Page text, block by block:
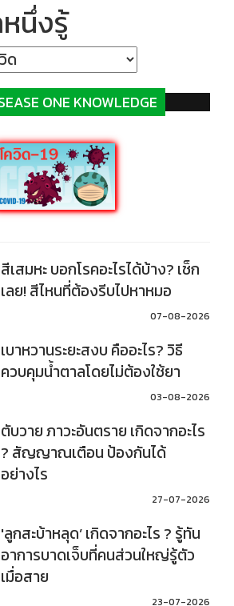
นึ่งรู้
ONE KNOWLEDGE
สีเสมหะ บอกโรคอะไรได้บ้าง? เช็ก
เลย! สีไหนที่ต้องรีบไปหาหมอ
07-08-2026
เบาหวานระยะสงบ คืออะไร? วิธี
ควบคุมน้ำตาลโดยไม่ต้องใช้ยา
03-08-2026
ตับวาย ภาวะอันตราย เกิดจากอะไร
? สัญญาณเตือน ป้องกันได้
อย่างไร
27-07-2026
'ลูกสะบ้าหลุด’ เกิดจากอะไร ? รู้ทัน
อาการบาดเจ็บที่คนส่วนใหญ่รู้ตัว
เมื่อสาย
23-07-2026